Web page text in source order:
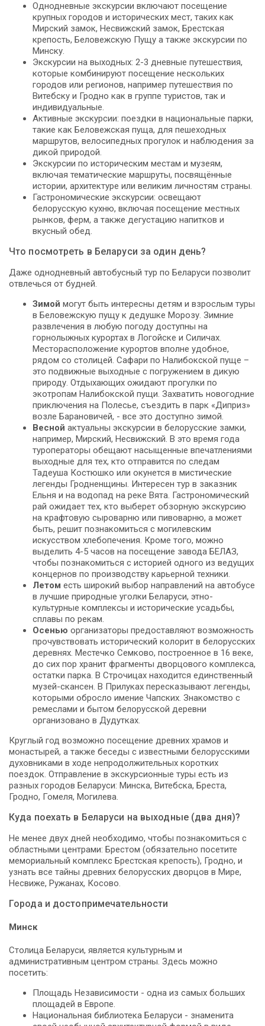
Однодневные экскурсии включают посещение
крупных городов и исторических мест, таких как
Мирский замок, Несвижский замок, Брестская
крепость, Беловежскую Пущу а также экскурсии по
Минску.
Экскурсии на выходных: 2-3 дневные путешествия,
которые комбинируют посещение нескольких
городов или регионов, например путешествия по
Витебску и Гродно как в группе туристов, так и
индивидуальные.
Активные экскурсии: поездки в национальные парки,
такие как Беловежская пуща, для пешеходных
маршрутов, велосипедных прогулок и наблюдения за
дикой природой.
Экскурсии по историческим местам и музеям,
включая тематические маршруты, посвящённые
истории, архитектуре или великим личностям страны.
Гастрономические экскурсии: освещают
белорусскую кухню, включая посещение местных
рынков, ферм, а также дегустацию напитков и
вкусный обед.
Что посмотреть в Беларуси за один день?
Даже однодневный автобусный тур по Беларуси позволит
отвлечься от будней.
Зимой могут быть интересны детям и взрослым туры
в Беловежскую пущу к дедушке Морозу. Зимние
развлечения в любую погоду доступны на
горнолыжных курортах в Логойске и Силичах.
Месторасположение курортов вполне удобное,
рядом со столицей. Сафари по Налибокской пуще –
это подвижные выходные с погружением в дикую
природу. Отдыхающих ожидают прогулки по
экотропам Налибокской пущи. Захватить новогодние
приключения на Полесье, съездить в парк «Диприз»
возле Барановичей, - все это доступно зимой.
Весной актуальны экскурсии в белорусские замки,
например, Мирский, Несвижский. В это время года
туроператоры обещают насыщенные впечатлениями
выходные для тех, кто отправится по следам
Тадеуша Костюшко или окунется в мистические
легенды Гродненщины. Интересен тур в заказник
Ельня и на водопад на реке Вята. Гастрономический
рай ожидает тех, кто выберет обзорную экскурсию
на крафтовую сыроварню или пивоварню, а может
быть, решит познакомиться с могилевским
искусством хлебопечения. Кроме того, можно
выделить 4-5 часов на посещение завода БЕЛАЗ,
чтобы познакомиться с историей одного из ведущих
концернов по производству карьерной техники.
Летом есть широкий выбор направлений на автобусе
в лучшие природные уголки Беларуси, этно-
культурные комплексы и исторические усадьбы,
сплавы по рекам.
Осенью организаторы предоставляют возможность
прочувствовать исторический колорит в белорусских
деревнях. Местечко Семково, построенное в 16 веке,
до сих пор хранит фрагменты дворцового комплекса,
остатки парка. В Строчицах находится единственный
музей-скансен. В Прилуках пересказывают легенды,
которыми обросло имение Чапских. Знакомство с
ремеслами и бытом белорусской деревни
организовано в Дудутках.
Круглый год возможно посещение древних храмов и
монастырей, а также беседы с известными белорусскими
духовниками в ходе непродолжительных коротких
поездок. Отправление в экскурсионные туры есть из
разных городов Беларуси: Минска, Витебска, Бреста,
Гродно, Гомеля, Могилева.
Куда поехать в Беларуси на выходные (два дня)?
Не менее двух дней необходимо, чтобы познакомиться с
областными центрами: Брестом (обязательно посетите
мемориальный комплекс Брестская крепость), Гродно, и
узнать все тайны древних белорусских дворцов в Мире,
Несвиже, Ружанах, Косово.
Города и достопримечательности
Минск
Столица Беларуси, является культурным и
административным центром страны. Здесь можно
посетить:
Площадь Независимости - одна из самых больших
площадей в Европе.
Национальная библиотека Беларуси - знаменита